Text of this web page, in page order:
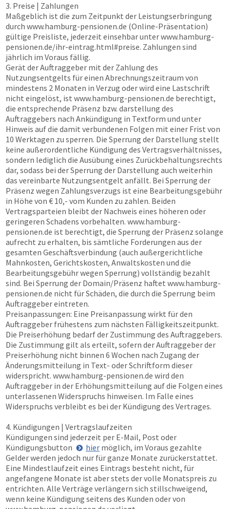
3. Preise | Zahlungen
Maßgeblich ist die zum Zeitpunkt der Leistungserbringung
durch www.hamburg-pensionen.de (Online-Präsentation)
gültige Preisliste, jederzeit einsehbar unterwww.hamburg-
pensionen.de/ihr-eintrag.html#preise. Zahlungen sind
jährlich im Voraus fällig.
Gerät der Auftraggeber mit der Zahlung des
Nutzungsentgelts für einen Abrechnungszeitraum von
mindestens 2 Monaten in Verzug oder wird eine Lastschrift
nicht eingelöst, ist www.hamburg-pensionen.de berechtigt,
die entsprechende Präsenz bzw. darstellung des
Auftraggebers nach Ankündigung in Textform und unter
Hinweis auf die damit verbundenen Folgen mit einer Frist von
10 Werktagen zu sperren. Die Sperrung der Darstellung stellt
keine außerordentliche Kündigung des Vertragsverhältnisses,
sondern lediglich die Ausübung eines Zurückbehaltungsrechts
dar, sodass bei der Sperrung der Darstellung auch weiterhin
das vereinbarte Nutzungsentgelt anfällt. Bei Sperrung der
Präsenz wegen Zahlungsverzugs ist eine Bearbeitungsgebühr
in Höhe von € 10,- vom Kunden zu zahlen. Beiden
Vertragsparteien bleibt der Nachweis eines höheren oder
geringeren Schadens vorbehalten. www.hamburg-
pensionen.de ist berechtigt, die Sperrung der Präsenz solange
aufrecht zu erhalten, bis sämtliche Forderungen aus der
gesamten Geschäftsverbindung (auch außergerichtliche
Mahnkosten, Gerichtskosten, Anwaltskosten und die
Bearbeitungsgebühr wegen Sperrung) vollständig bezahlt
sind. Bei Sperrung der Domain/Präsenz haftet www.hamburg-
pensionen.de nicht für Schäden, die durch die Sperrung beim
Auftraggeber eintreten.
Preisanpassungen: Eine Preisanpassung wirkt für den
Auftraggeber frühestens zum nächsten Fälligkeitszeitpunkt.
Die Preiserhöhung bedarf der Zustimmung des Auftraggebers.
Die Zustimmung gilt als erteilt, sofern der Auftraggeber der
Preiserhöhung nicht binnen 6 Wochen nach Zugang der
Änderungsmitteilung in Text- oder Schriftform dieser
widerspricht. www.hamburg-pensionen.de wird den
Auftraggeber in der Erhöhungsmitteilung auf die Folgen eines
unterlassenen Widerspruchs hinweisen. Im Falle eines
Widerspruchs verbleibt es bei der Kündigung des Vertrages.
4. Kündigungen | Vertragslaufzeiten
Kündigungen sind jederzeit per E-Mail, Post oder
Kündigungsbutton
hier möglich, im Voraus gezahlte
Gelder werden jedoch nur für ganze Monate zurückerstattet.
Eine Mindestlaufzeit eines Eintrags besteht nicht, für
angefangene Monate ist aber stets der volle Monatspreis zu
entrichten. Alle Verträge verlängern sich stillschweigend,
wenn keine Kündigung seitens des Kunden oder von